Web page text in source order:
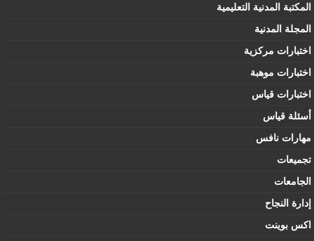
المكتبة المدنية التعليمية
المجلة المدنية
اختبارات مركزية
اختبارات موهبة
اختبارات قياس
أسئلة قياس
مهارات نافس
تجميعات
الجامعات
إدارة النجاح
اكس بوينت